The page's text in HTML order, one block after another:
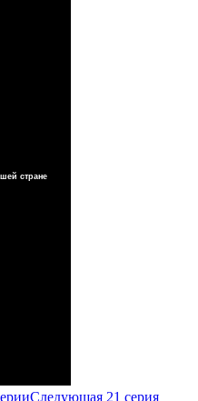
Следующая 21 серия